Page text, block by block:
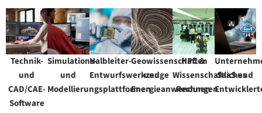
Technik-
und
CAD/CAE-
Software
Simulations-
und
Modellierungsplattformen
Halbleiter-
Entwurfswerkzeuge
Geowissenschaften
und
Energieanwendungen
HPC &
Wissenschaftliches
Rechnen
SaaS und